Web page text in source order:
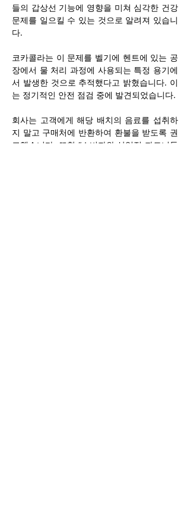
들의 갑상선 기능에 영향을 미쳐 심각한 건강
문제를 일으킬 수 있는 것으로 알려져 있습니
다.
코카콜라는 이 문제를 벨기에 헨트에 있는 공
장에서 물 처리 과정에 사용되는 특정 용기에
서 발생한 것으로 추적했다고 밝혔습니다. 이
는 정기적인 안전 점검 중에 발견되었습니다.
회사는 고객에게 해당 배치의 음료를 섭취하
지 말고 구매처에 반환하여 환불을 받도록 권
고했습니다. 또한 “소비자와 상업적 파트너들